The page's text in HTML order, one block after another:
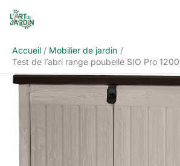
Aller
Accueil
Mobilier de jardin
Test de l’abri range poubelle SIO Pro
Rechercher